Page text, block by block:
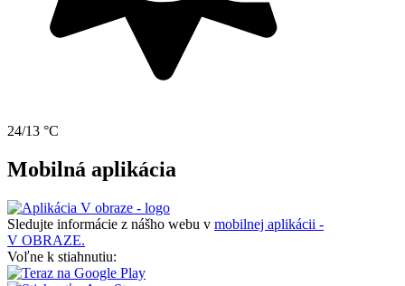
24/13 °C
Mobilná aplikácia
Sledujte informácie z nášho webu v mobilnej aplikácii -
V OBRAZE.
Voľne k stiahnutiu: